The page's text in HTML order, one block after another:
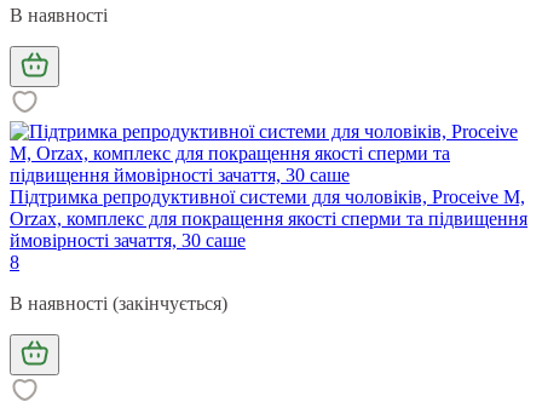
В наявності
Підтримка репродуктивної системи для чоловіків, Proceive M,
Orzax, комплекс для покращення якості сперми та підвищення
ймовірності зачаття, 30 саше
8
В наявності (закінчується)